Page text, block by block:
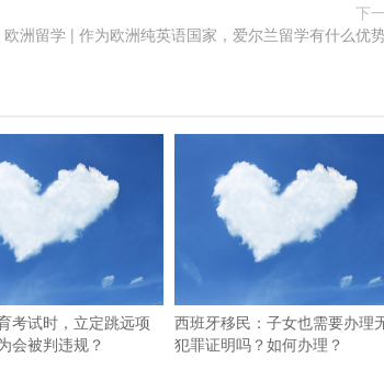
下
欧洲留学 | 作为欧洲纯英语国家，爱尔兰留学有什么优
考试时，立定跳远项
会被判违规？
西班牙移民：子女也需要办理
犯罪证明吗？如何办理？